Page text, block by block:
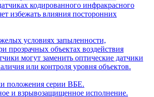
кодированного инфракрасного
избежать влияния посторонних
условиях запыленности,
прозрачных объектах воздействия
могут заменить оптические датчики
или контроля уровня объектов.
положения серии ВБЕ.
и взрывозащищенное исполнение.